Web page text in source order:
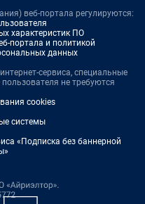
веб-портала регулируются:
характеристик ПО
портала и политикой
данных
сервиса, специальные
не требуются
cookies
системы
«Подписка без баннерной